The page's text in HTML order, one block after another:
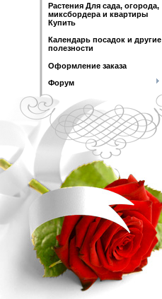
Растения Для сада, огорода,
миксбордера и квартиры
Купить
Календарь посадок и другие
полезности
Оформление заказа
Форум